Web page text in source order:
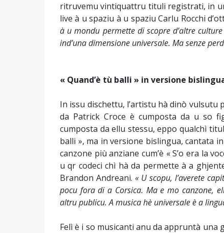
ritruvemu vintiquattru tituli registrati, in
live à u spaziu à u spaziu Carlu Rocchi
à u mondu permette di scopre d’altre
ind’una dimensione universale. Ma senze
« Quand’è tù balli » in versione
In issu dischettu, l’artistu hà dinò vulsutu
da Patrick Croce è cumposta da u so
cumposta da ellu stessu, eppo qualchì
balli », ma in versione bislingua, cantata
canzone più anziane cum’è « S’o era la
u qr codeci chì hà da permette à a
Brandon Andreani.« U scopu, l’averete
pocu fora di a Corsica. Ma e mo canzone,
altru publicu. A musica hè universale è a
Felì è i so musicanti anu da appruntà una